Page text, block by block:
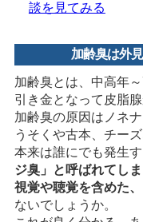
談を見てみる
加齢臭は外
加齢臭とは、中高年
引き金となって皮脂
加齢臭の原因はノネ
うそくや古本、チー
本来は誰にでも発生
ジ臭」と呼ばれてし
視覚や聴覚を含めた
ないでしょうか。